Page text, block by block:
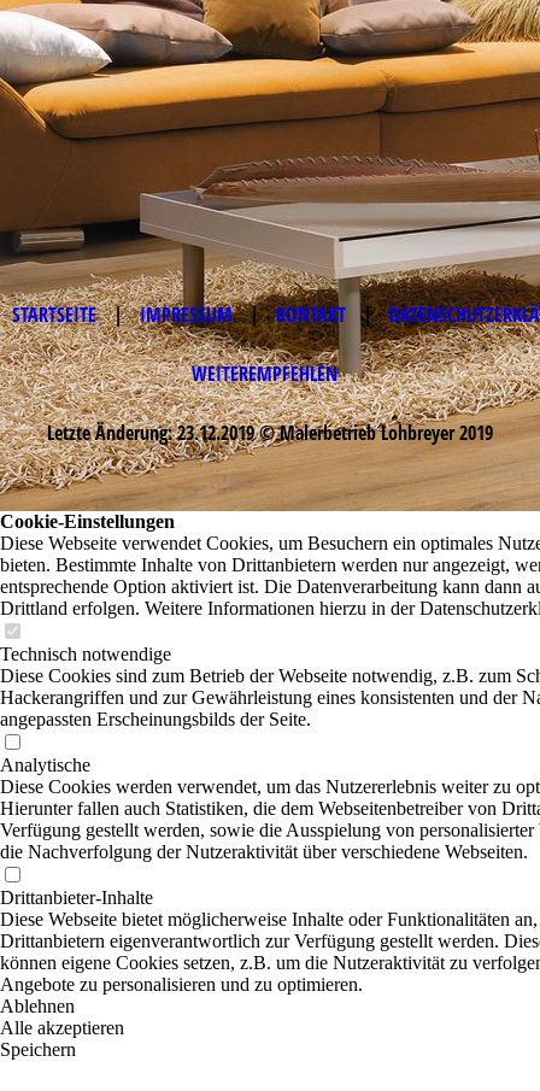
STARTSEITE | IMPRESSUM | KONTAKT |
WEITEREMPFEHLEN
Letzte Änderung: 23.12.2019 © Malerbetrieb Lohbreyer 2019
Cookie-Einstellungen
Diese Webseite verwendet Cookies, um Besuchern ein optimales
bieten. Bestimmte Inhalte von Drittanbietern werden nur angezeigt,
entsprechende Option aktiviert ist. Die Datenverarbeitung kann dann
Drittland erfolgen. Weitere Informationen hierzu in der
Technisch notwendige
Diese Cookies sind zum Betrieb der Webseite notwendig, z.B. zum
Hackerangriffen und zur Gewährleistung eines konsistenten und der
angepassten Erscheinungsbilds der Seite.
Analytische
Diese Cookies werden verwendet, um das Nutzererlebnis weiter zu
Hierunter fallen auch Statistiken, die dem Webseitenbetreiber von
Verfügung gestellt werden, sowie die Ausspielung von
die Nachverfolgung der Nutzeraktivität über verschiedene Webseiten.
Drittanbieter-Inhalte
Diese Webseite bietet möglicherweise Inhalte oder Funktionalitäten
Drittanbietern eigenverantwortlich zur Verfügung gestellt werden.
können eigene Cookies setzen, z.B. um die Nutzeraktivität zu
Angebote zu personalisieren und zu optimieren.
Ablehnen
Alle akzeptieren
Speichern